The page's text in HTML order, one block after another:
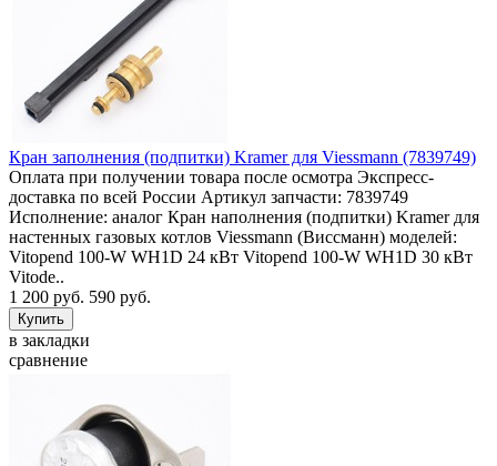
Кран заполнения (подпитки) Kramer для Viessmann (7839749)
Оплата при получении товара после осмотра Экспресс-
доставка по всей России Артикул запчасти: 7839749
Исполнение: аналог Кран наполнения (подпитки) Kramer для
настенных газовых котлов Viessmann (Виссманн) моделей:
Vitopend 100-W WH1D 24 кВт Vitopend 100-W WH1D 30 кВт
Vitode..
1 200 руб. 590 руб.
в закладки
сравнение